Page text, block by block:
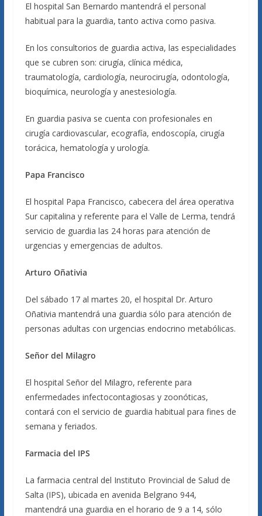
El hospital San Bernardo mantendrá el personal
habitual para la guardia, tanto activa como pasiva.
En los consultorios de guardia activa, las especialidades
que se cubren son: cirugía, clínica médica,
traumatología, cardiología, neurocirugía, odontología,
bioquímica, neurología y anestesiología.
En guardia pasiva se cuenta con profesionales en
cirugía cardiovascular, ecografía, endoscopía, cirugía
torácica, hematología y urología.
Papa Francisco
El hospital Papa Francisco, cabecera del área operativa
Sur capitalina y referente para el Valle de Lerma, tendrá
servicio de guardia las 24 horas para atención de
urgencias y emergencias de adultos.
Arturo Oñativia
Del sábado 17 al martes 20, el hospital Dr. Arturo
Oñativia mantendrá una guardia sólo para atención de
personas adultas con urgencias endocrino metabólicas.
Señor del Milagro
El hospital Señor del Milagro, referente para
enfermedades infectocontagiosas y zoonóticas,
contará con el servicio de guardia habitual para fines de
semana y feriados.
Farmacia del IPS
La farmacia central del Instituto Provincial de Salud de
Salta (IPS), ubicada en avenida Belgrano 944,
mantendrá una guardia en el horario de 9 a 14, sólo